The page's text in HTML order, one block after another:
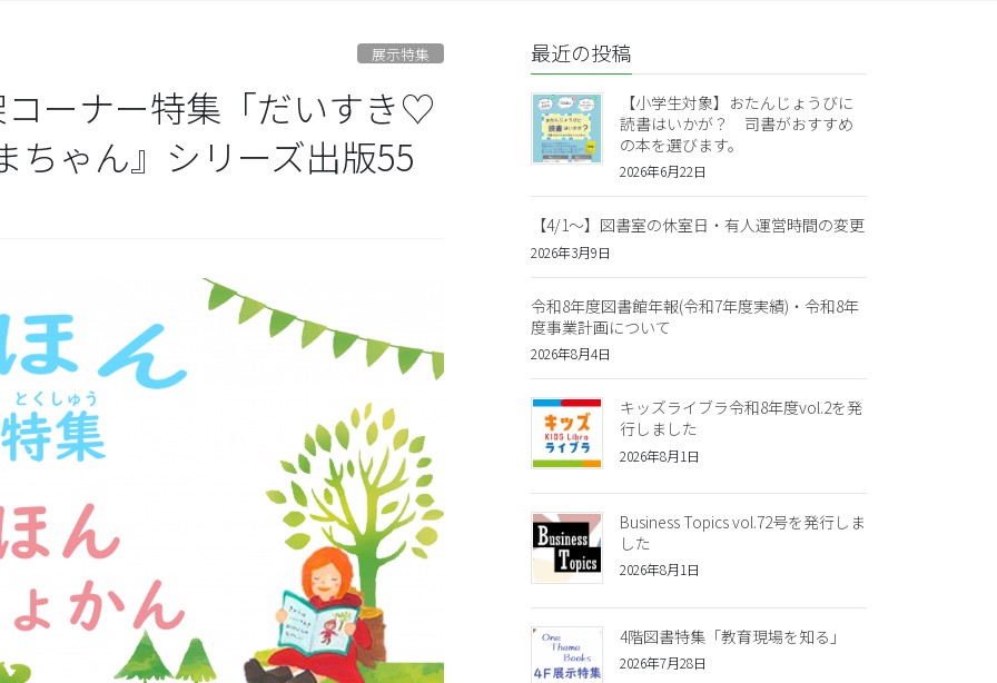
展示特集
ーナー特集「だいすき♡
ちゃん』シリーズ出版55
最近の投稿
【小学生対象】おたんじょうびに
読書はいかが？ 司書がおすすめ
の本を選びます。
2026年6月22日
【4/1～】図書室の休室日・有人運営時間の変更
2026年3月9日
令和8年度図書館年報(令和7年度実績)・令和8年
度事業計画について
2026年8月4日
キッズライブラ令和8年度vol.2を発
行しました
2026年8月1日
Business Topics vol.72号を発行しま
した
2026年8月1日
4階図書特集「教育現場を知る」
2026年7月28日